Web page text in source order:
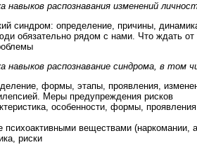
распознавания изменений
синдром: определение, причины,
обязательно рядом с нами. Что ждать от
распознавание синдрома, в том
формы, этапы, проявления,
Меры предупреждения рисков
особенности, формы,
психоактивными веществами (наркомании,
риски